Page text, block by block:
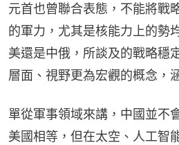
元首也曾聯合表態，不能將戰
的軍力，尤其是核能力上的勢
美還是中俄，所談及的戰略穩
層面、視野更為宏觀的概念，
單從軍事領域來講，中國並不
美國相等，但在太空、人工智